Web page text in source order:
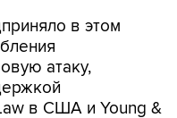
в этом
атаку,
в США и Young &